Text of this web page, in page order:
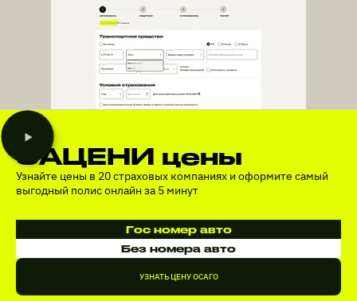
ЗАЦЕНИ цены
Узнайте цены в 20 страховых компаниях и оформите самый
выгодный полис онлайн за 5 минут
Гос номер авто
Без номера авто
УЗНАТЬ ЦЕНУ ОСАГО